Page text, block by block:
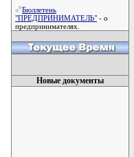
Бюллетень
"ПРЕДПРИНИМАТЕЛЬ" - о
предпринимателях.
Новые документы